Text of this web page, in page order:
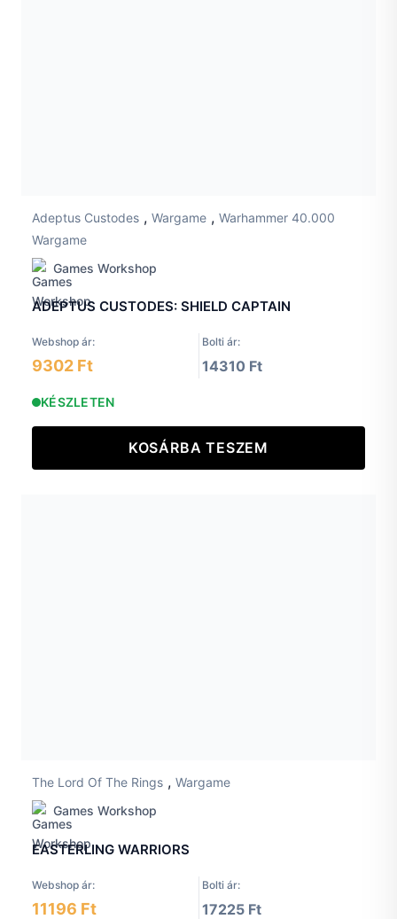
Adeptus Custodes , Wargame , Warhammer 40.000
Wargame
Games Workshop
ADEPTUS CUSTODES: SHIELD CAPTAIN
Webshop ár: Bolti ár:
9302 Ft 14310 Ft
KÉSZLETEN
KOSÁRBA TESZEM
The Lord Of The Rings , Wargame
Games Workshop
EASTERLING WARRIORS
Webshop ár: Bolti ár:
11196 Ft 17225 Ft